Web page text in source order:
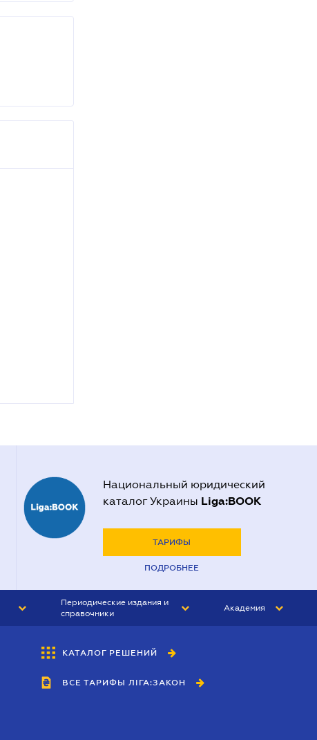
Национальный юридический
каталог Украины Liga:BOOK
ТАРИФЫ
ПОДРОБНЕЕ
Периодические издания и
справочники
БУХГАЛТЕР&ЗАКОН
ВЕСТНИК МСФО
Академия
КАТАЛОГ РЕШЕНИЙ
ВСЕ ТАРИФЫ ЛІГА:ЗАКОН